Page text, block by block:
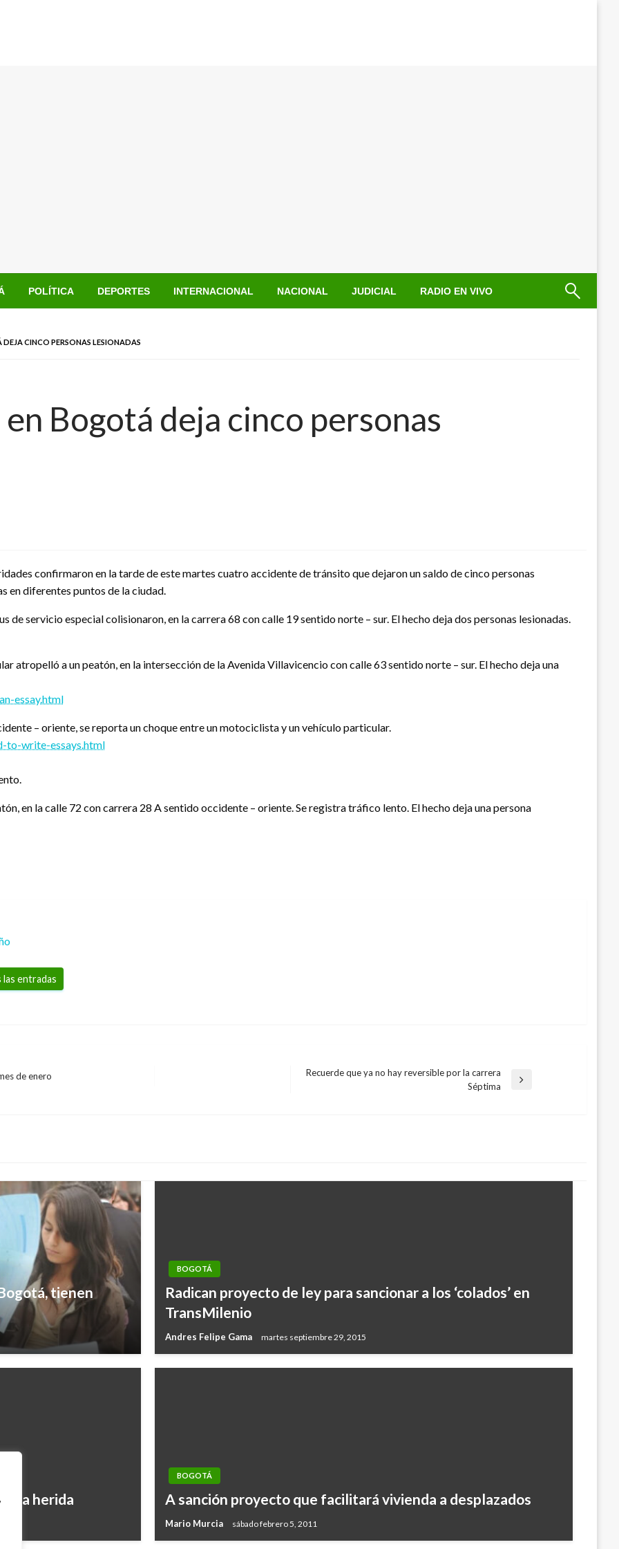
POLÍTICA DEPORTES INTERNACIONAL NACIONAL JUDICIAL RADIO EN VIVO
CINCO PERSONAS LESIONADAS
Bogotá deja cinco personas
confirmaron en la tarde de este martes cuatro accidente de tránsito que dejaron un saldo de cinco personas
en diferentes puntos de la ciudad.
de servicio especial colisionaron, en la carrera 68 con calle 19 sentido norte – sur. El hecho deja dos personas lesionadas.
atropelló a un peatón, en la intersección de la Avenida Villavicencio con calle 63 sentido norte – sur. El hecho deja una
essay.html
– oriente, se reporta un choque entre un motociclista y un vehículo particular.
to-write-essays.html
en la calle 72 con carrera 28 A sentido occidente – oriente. Se registra tráfico lento. El hecho deja una persona
entradas
de enero
Recuerde que ya no hay reversible por la carrera
Séptima
tienen
BOGOTÁ
Radican proyecto de ley para sancionar a los ‘colados’ en
TransMilenio
Andres Felipe Gama martes septiembre 29, 2015
herida
BOGOTÁ
A sanción proyecto que facilitará vivienda a desplazados
Mario Murcia sábado febrero 5, 2011